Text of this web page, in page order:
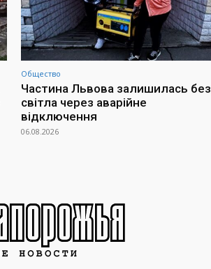
Общество
Частина Львова залишилась без
світла через аварійне
відключення
06.08.2026